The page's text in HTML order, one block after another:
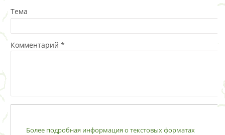
Тема
Комментарий *
Более подробная информация о текстовых форматах